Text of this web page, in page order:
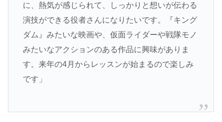
に、熱気が感じられて、しっかりと想いが伝わる
演技ができる役者さんになりたいです。『キング
ダム』みたいな映画や、仮面ライダーや戦隊モノ
みたいなアクションのある作品に興味がありま
す。来年の4月からレッスンが始まるので楽しみ
です」